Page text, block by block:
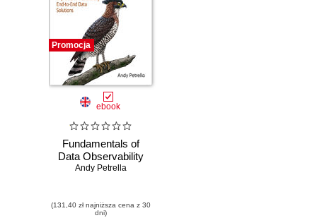
Promocja
ebook
Fundamentals of
Data Observability
Andy Petrella
(131,40 zł najniższa cena z 30
dni)